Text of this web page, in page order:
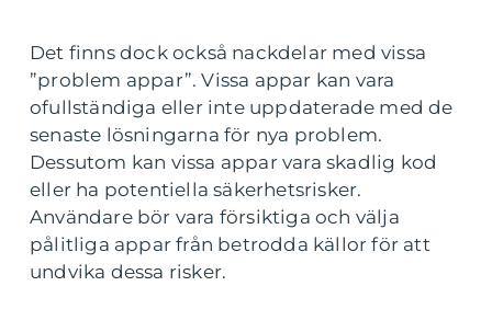
Det finns dock också nackdelar med vissa
”problem appar”. Vissa appar kan vara
ofullständiga eller inte uppdaterade med de
senaste lösningarna för nya problem.
Dessutom kan vissa appar vara skadlig kod
eller ha potentiella säkerhetsrisker.
Användare bör vara försiktiga och välja
pålitliga appar från betrodda källor för att
undvika dessa risker.